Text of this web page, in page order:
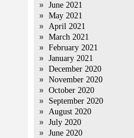
June 2021
May 2021
April 2021
March 2021
February 2021
January 2021
December 2020
November 2020
October 2020
September 2020
August 2020
July 2020
June 2020